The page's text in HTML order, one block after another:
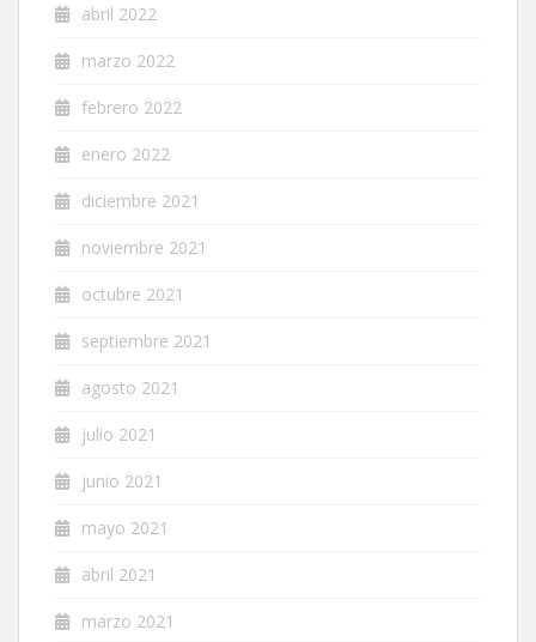
abril 2022
marzo 2022
febrero 2022
enero 2022
diciembre 2021
noviembre 2021
octubre 2021
septiembre 2021
agosto 2021
julio 2021
junio 2021
mayo 2021
abril 2021
marzo 2021